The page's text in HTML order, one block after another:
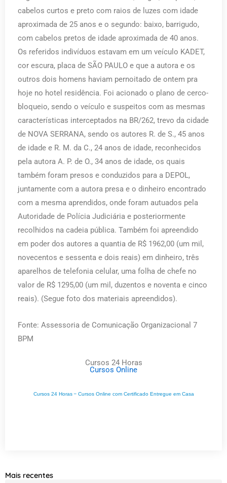
cabelos curtos e preto com raios de luzes com idade
aproximada de 25 anos e o segundo: baixo, barrigudo,
com cabelos pretos de idade aproximada de 40 anos.
Os referidos indivíduos estavam em um veículo KADET,
cor escura, placa de SÃO PAULO e que a autora e os
outros dois homens haviam pernoitado de ontem pra
hoje no hotel residência. Foi acionado o plano de cerco-
bloqueio, sendo o veículo e suspeitos com as mesmas
características interceptados na BR/262, trevo da cidade
de NOVA SERRANA, sendo os autores R. de S., 45 anos
de idade e R. M. da C., 24 anos de idade, reconhecidos
pela autora A. P. de O., 34 anos de idade, os quais
também foram presos e conduzidos para a DEPOL,
juntamente com a autora presa e o dinheiro encontrado
com a mesma aprendidos, onde foram autuados pela
Autoridade de Polícia Judiciária e posteriormente
recolhidos na cadeia pública. Também foi apreendido
em poder dos autores a quantia de R$ 1962,00 (um mil,
novecentos e sessenta e dois reais) em dinheiro, três
aparelhos de telefonia celular, uma folha de chefe no
valor de R$ 1295,00 (um mil, duzentos e noventa e cinco
reais). (Segue foto dos materiais apreendidos).
Fonte: Assessoria de Comunicação Organizacional 7
BPM
Cursos 24 Horas
Cursos Online
Cursos 24 Horas– Cursos Online com Certificado Entregue em Casa
Mais recentes